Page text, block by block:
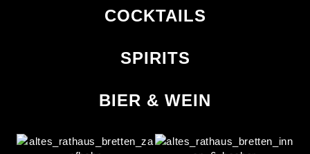
COCKTAILS
SPIRITS
BIER & WEIN